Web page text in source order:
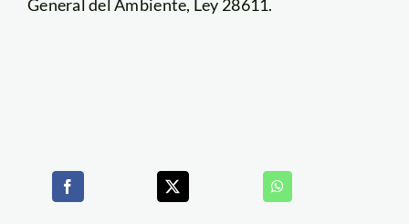
General del Ambiente, Ley 28611.